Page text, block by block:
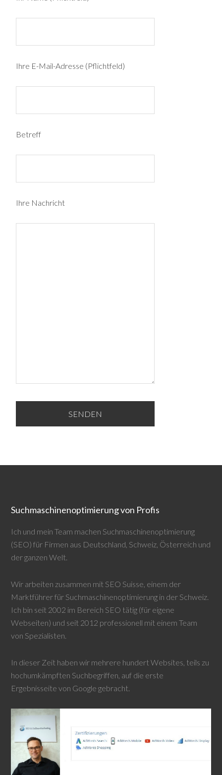
Ihre E-Mail-Adresse (Pflichtfeld)
Betreff
Ihre Nachricht
Suchmaschinenoptimierung von Profis
Ich und mein Team machen Suchmaschinenoptimierung
(SEO) für Firmen aus Deutschland, Schweiz, Österreich und
der ganzen Welt.
Wir arbeiten zusammen mit SEO Suisse , einem der
Marktführer für Suchmaschinenoptimierung in der Schweiz.
Ich bin seit 2002 im Bereich SEO tätig (für eigene
Webseiten) und seit 2012 professionell mit einem Team
von Spezialisten.
In dieser Zeit haben wir mehrere hundert Websites, teils zu
hochumkämpften Suchbegriffen, auf die erste
Ergebnisseite von Google gebracht.